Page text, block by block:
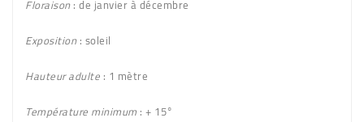
Floraison: de janvier à décembre
Exposition: soleil
Hauteur adulte : 1 mètre
Température minimum : + 15°